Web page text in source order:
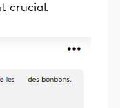
crucial.